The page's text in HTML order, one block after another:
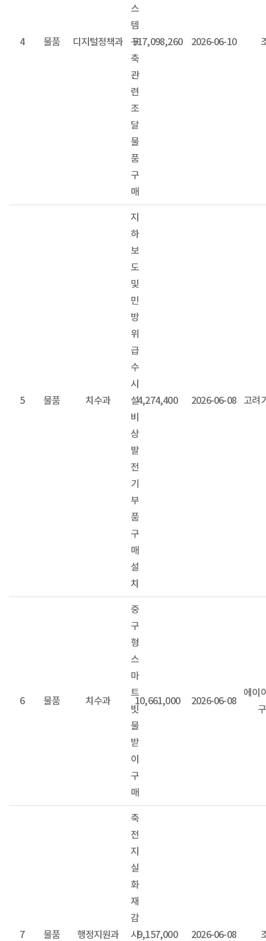
4 물품 디지털정책과
스
템
구
축
관
련
조
달
물
품
구
매
517,098,260 2026-06-10
5 물품 치수과
지
하
보
도
및
민
방
위
급
수
시
설
비
상
발
전
기
부
품
구
매
설
치
4,274,400 2026-06-08 고려
6 물품 치수과
중
구
형
스
마
트
빗
물
받
이
구
매
10,661,000 2026-06-08
에이
7 물품 행정지원과
축
전
지
실
화
재
감
시9,157,000 2026-06-08